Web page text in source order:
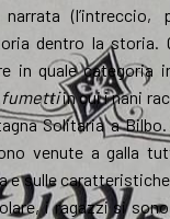
(l’intreccio,
dentro la storia.
in quale categoria
fumettiin cui i nani
Solitaria a
venute a galla
e sulle
i ragazzi si